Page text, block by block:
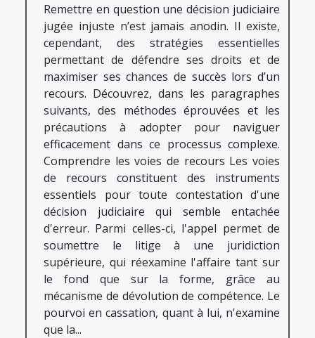
Remettre en question une décision judiciaire
jugée injuste n’est jamais anodin. Il existe,
cependant, des stratégies essentielles
permettant de défendre ses droits et de
maximiser ses chances de succès lors d’un
recours. Découvrez, dans les paragraphes
suivants, des méthodes éprouvées et les
précautions à adopter pour naviguer
efficacement dans ce processus complexe.
Comprendre les voies de recours Les voies
de recours constituent des instruments
essentiels pour toute contestation d'une
décision judiciaire qui semble entachée
d'erreur. Parmi celles-ci, l'appel permet de
soumettre le litige à une juridiction
supérieure, qui réexamine l'affaire tant sur
le fond que sur la forme, grâce au
mécanisme de dévolution de compétence. Le
pourvoi en cassation, quant à lui, n'examine
que la...